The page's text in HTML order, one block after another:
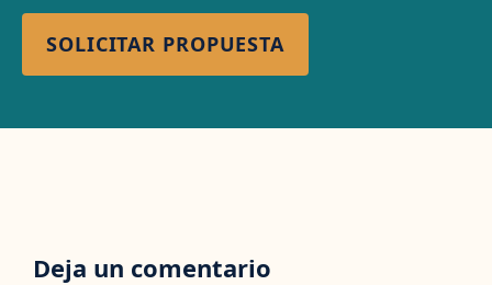
SOLICITAR PROPUESTA
Deja un comentario